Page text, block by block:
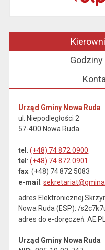
Urząd Gminy Nowa Ruda
ul. Niepodległości 2
57-400 Nowa Ruda
tel :(+48) 74 872 0900
tel :(+48) 74 872 0901
fax: (+48) 74 872 5083
e-mail :
adres Elektronicznej
Nowa Ruda (ESP): /
adres do e-doręczeń:
Urząd Gminy Nowa Ruda